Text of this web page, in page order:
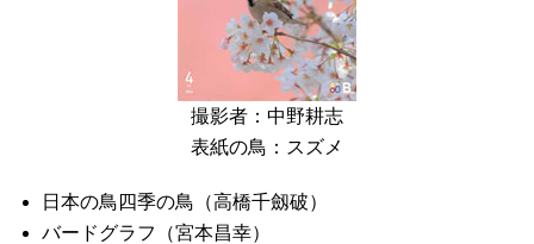
撮影者：中野耕志
表紙の鳥：スズメ
日本の鳥四季の鳥（高橋千劔破）
バードグラフ（宮本昌幸）